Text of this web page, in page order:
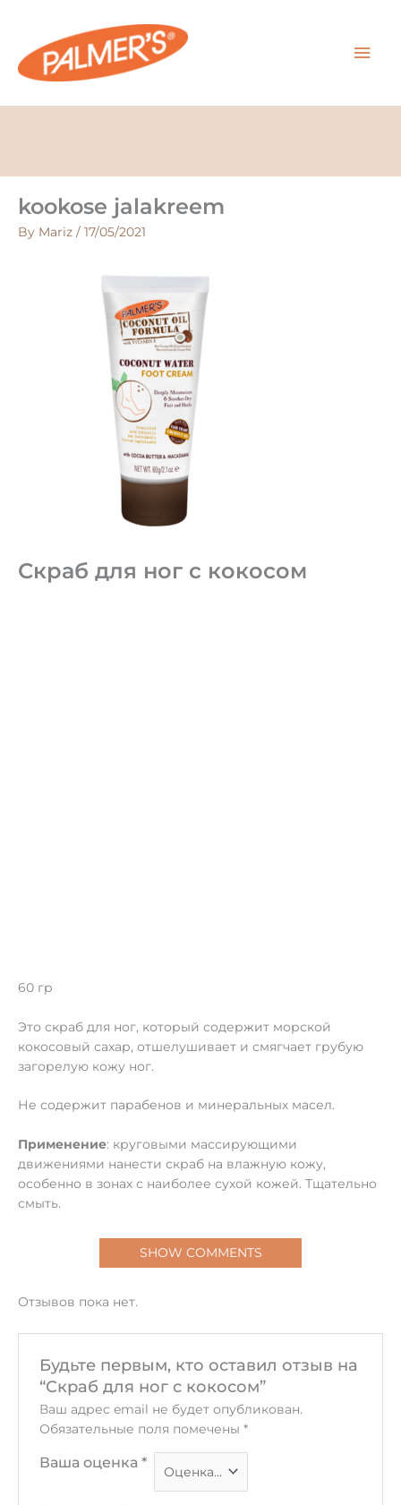
content
kookose jalakreem
By Mariz / 17/05/2021
Скраб для ног с кокосом
60 гр
Это скраб для ног, который содержит морской
кокосовый сахар, отшелушивает и смягчает грубую
загорелую кожу ног.
Не содержит парабенов и минеральных масел.
Применение: круговыми массирующими
движениями нанести скраб на влажную кожу,
особенно в зонах с наиболее сухой кожей. Тщательно
смыть.
SHOW COMMENTS
Отзывов пока нет.
Будьте первым, кто оставил отзыв на
“Скраб для ног с кокосом”
Ваш адрес email не будет опубликован.
Обязательные поля помечены *
Ваша оценка *